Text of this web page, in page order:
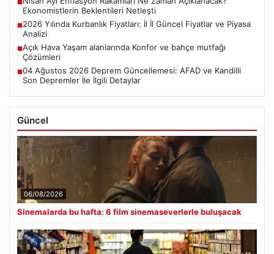
■
Ekonomistlerin Beklentileri Netleşti
■2026 Yılında Kurbanlık Fiyatları: İl İl Güncel Fiyatlar ve Piyasa
Analizi
■Açık Hava Yaşam alanlarında Konfor ve bahçe mutfağı
Çözümleri
■04 Ağustos 2026 Deprem Güncellemesi: AFAD ve Kandilli
Son Depremler İle İlgili Detaylar
Güncel
06/08/2026
Sinemalarda bu hafta: 6 film sinemaseverlerle buluşacak